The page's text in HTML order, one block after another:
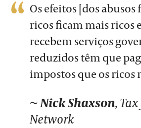
Os efeitos [dos abusos
ricos ficam mais ricos
recebem serviços
reduzidos têm que
impostos que os ricos
~Nick Shaxson,
Network